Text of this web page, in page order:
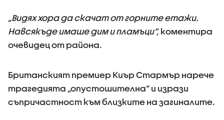
„Видях хора да скачат от горните етажи.
Навсякъде имаше дим и пламъци“, коментира
очевидец от района.
Британският премиер Киър Стармър нарече
трагедията „опустошителна“ и изрази
съпричастност към близките на загиналите.